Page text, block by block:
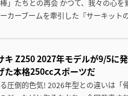
」たちとの再会 かつて、我々の心
カーブームを牽引した『サーキット
キ Z250 2027年モデルが9/5に
た本格250ccスポーツだ
圧倒的色気! 2026年型との違いは